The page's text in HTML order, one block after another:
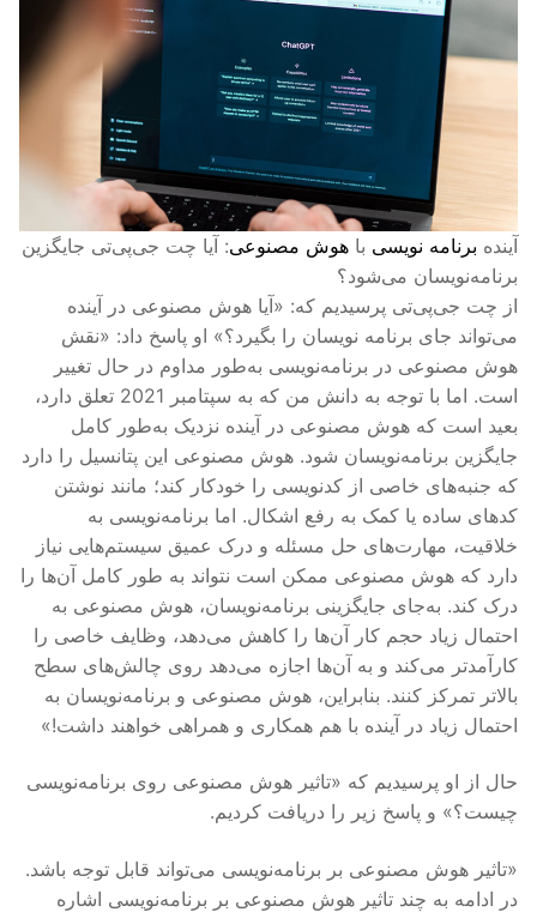
آینده برنامه نویسی با هوش مصنوعی: آیا چت جی‌پی‌تی جایگزین
برنامه‌نویسان می‌شود؟
از چت جی‌پی‌تی پرسیدیم که: «آیا هوش مصنوعی در آینده
می‌تواند جای برنامه نویسان را بگیرد؟» او پاسخ داد: «نقش
هوش مصنوعی در برنامه‌نویسی به‌طور مداوم در حال تغییر
است. اما با توجه به دانش من که به سپتامبر 2021 تعلق دارد،
بعید است که هوش مصنوعی در آینده نزدیک به‌طور کامل
جایگزین برنامه‌نویسان شود. هوش مصنوعی این پتانسیل را دارد
که جنبه‌های خاصی از کدنویسی را خودکار کند؛ مانند نوشتن
کدهای ساده یا کمک به رفع اشکال. اما برنامه‌نویسی به
خلاقیت، مهارت‌های حل مسئله و درک عمیق سیستم‌هایی نیاز
دارد که هوش مصنوعی ممکن است نتواند به طور کامل آن‌ها را
درک کند. به‌جای جایگزینی برنامه‌نویسان، هوش مصنوعی به
احتمال زیاد حجم کار آن‌ها را کاهش می‌دهد، وظایف خاصی را
کارآمدتر می‌کند و به آن‌ها اجازه می‌دهد روی چالش‌های سطح
بالاتر تمرکز کنند. بنابراین، هوش مصنوعی و برنامه‌نویسان به
احتمال زیاد در آینده با هم همکاری و همراهی خواهند داشت!»
حال از او پرسیدیم که «تاثیر هوش مصنوعی روی برنامه‌نویسی
چیست؟» و پاسخ زیر را دریافت کردیم.
«تاثیر هوش مصنوعی بر برنامه‌نویسی می‌تواند قابل توجه باشد.
در ادامه به چند تاثیر هوش مصنوعی بر برنامه‌نویسی اشاره